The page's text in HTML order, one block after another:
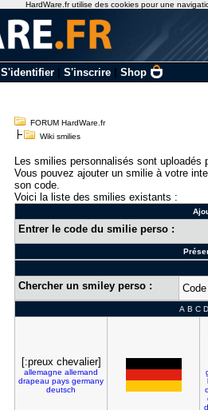
S'identifier| S'inscrire| Shop
FORUM HardWare.fr
Wiki smilies
Les smilies personnalisés sont uploadés
Vous pouvez ajouter un smilie à votre
son code.
Voici la liste des smilies existants :
Entrer le code du smilie perso :
Chercher un smiley perso :
A B C D
[:preux chevalier]
allemagne allemand
drapeau pays germany
deutsch
HardWare.fr utilise des cookies pour une